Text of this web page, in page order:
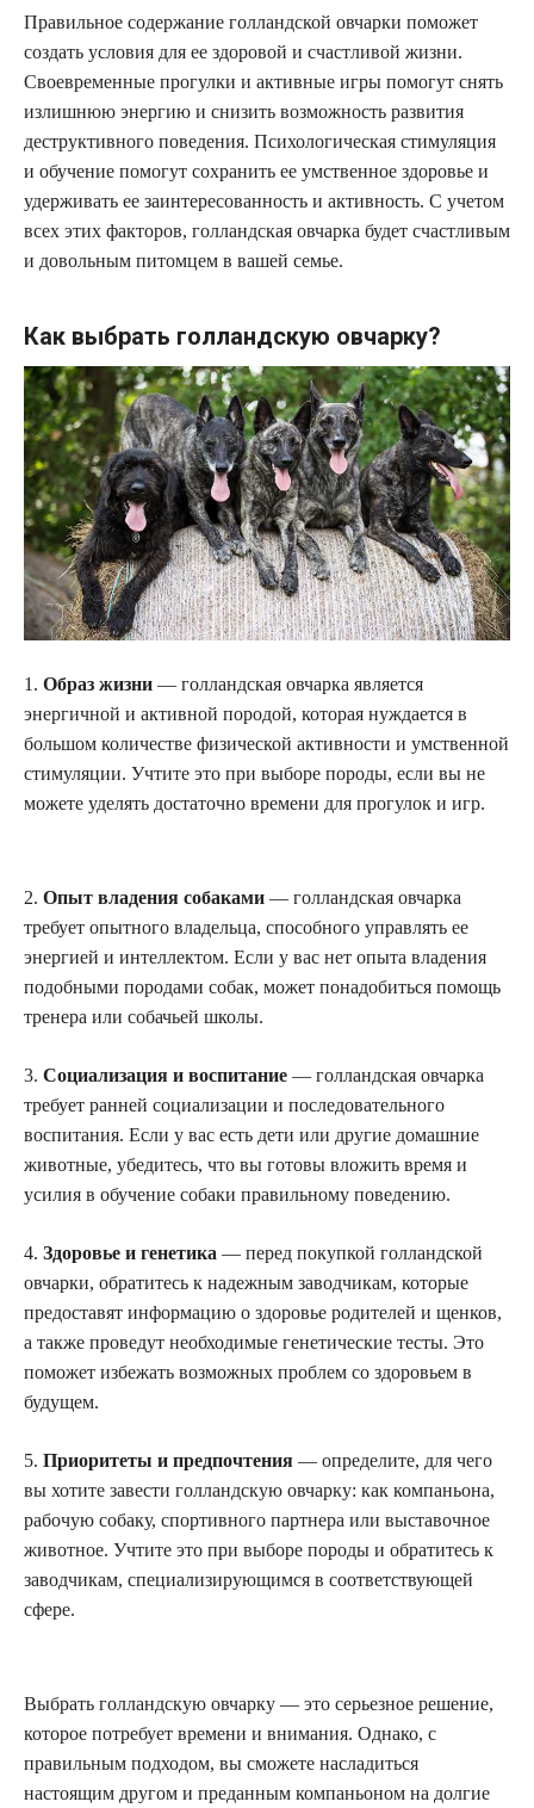
Правильное содержание голландской овчарки поможет
создать условия для ее здоровой и счастливой жизни.
Своевременные прогулки и активные игры помогут снять
излишнюю энергию и снизить возможность развития
деструктивного поведения. Психологическая стимуляция
и обучение помогут сохранить ее умственное здоровье и
удерживать ее заинтересованность и активность. С учетом
всех этих факторов, голландская овчарка будет счастливым
и довольным питомцем в вашей семье.
Как выбрать голландскую овчарку?
1. Образ жизни — голландская овчарка является
энергичной и активной породой, которая нуждается в
большом количестве физической активности и умственной
стимуляции. Учтите это при выборе породы, если вы не
можете уделять достаточно времени для прогулок и игр.
2. Опыт владения собаками — голландская овчарка
требует опытного владельца, способного управлять ее
энергией и интеллектом. Если у вас нет опыта владения
подобными породами собак, может понадобиться помощь
тренера или собачьей школы.
3. Социализация и воспитание — голландская овчарка
требует ранней социализации и последовательного
воспитания. Если у вас есть дети или другие домашние
животные, убедитесь, что вы готовы вложить время и
усилия в обучение собаки правильному поведению.
4. Здоровье и генетика — перед покупкой голландской
овчарки, обратитесь к надежным заводчикам, которые
предоставят информацию о здоровье родителей и щенков,
а также проведут необходимые генетические тесты. Это
поможет избежать возможных проблем со здоровьем в
будущем.
5. Приоритеты и предпочтения — определите, для чего
вы хотите завести голландскую овчарку: как компаньона,
рабочую собаку, спортивного партнера или выставочное
животное. Учтите это при выборе породы и обратитесь к
заводчикам, специализирующимся в соответствующей
сфере.
Выбрать голландскую овчарку — это серьезное решение,
которое потребует времени и внимания. Однако, с
правильным подходом, вы сможете насладиться
настоящим другом и преданным компаньоном на долгие